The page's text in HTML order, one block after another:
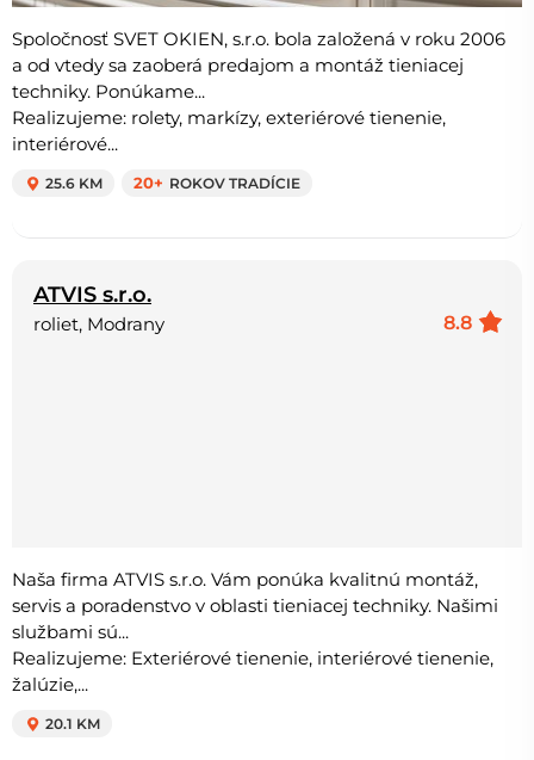
Spoločnosť SVET OKIEN, s.r.o. bola založená v roku 2006
a od vtedy sa zaoberá predajom a montáž tieniacej
techniky. Ponúkame...
Realizujeme: rolety, markízy, exteriérové tienenie,
interiérové...
25.6 KM 20+ ROKOV TRADÍCIE
ATVIS s.r.o.
8.8
roliet, Modrany
Naša firma ATVIS s.r.o. Vám ponúka kvalitnú montáž,
servis a poradenstvo v oblasti tieniacej techniky. Našimi
službami sú...
Realizujeme: Exteriérové tienenie, interiérové tienenie,
žalúzie,...
20.1 KM